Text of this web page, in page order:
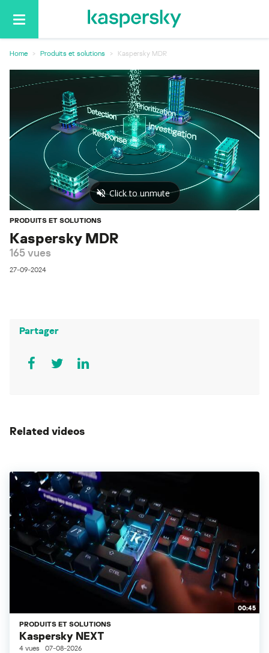
Basculer
Home Produits et solutions Kaspersky MDR
PRODUITS ET SOLUTIONS
Kaspersky MDR
165 vues
27-09-2024
Partager
Related videos
00:45
PRODUITS ET SOLUTIONS
Kaspersky NEXT
4 vues 07-08-2026